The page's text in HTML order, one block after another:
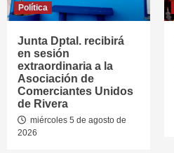
Política
Junta Dptal. recibirá
en sesión
extraordinaria a la
Asociación de
Comerciantes Unidos
de Rivera
miércoles 5 de agosto de
2026